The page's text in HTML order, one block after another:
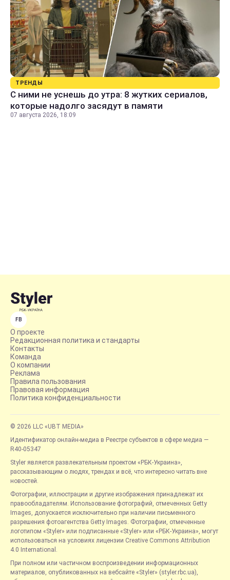
ТРЕНДЫ
С ними не уснешь до утра: 8 жутких сериалов,
которые надолго засядут в памяти
07 августа 2026, 18:09
FB
О проекте
Редакционная политика и стандарты
Контакты
Команда
О компании
Реклама
Правила пользования
Правовая информация
Политика конфиденциальности
© 2026 LLC «UBT MEDIA»
Идентификатор онлайн-медиа в Реестре субъектов в сфере медиа —
R40-05347
Styler является развлекательным проектом «РБК-Украина»,
рассказывающим о людях, трендах и всё, что интересно читать вне
новостей.
Фотографии, иллюстрации и другие изображения принадлежат их
правообладателям. Использование фотографий, отмеченных Getty
Images, допускается исключительно при наличии письменного
разрешения фотоагентства Getty Images. Фотографии, отмеченные
логотипом «Styler» или подписанные «Styler» или «РБК-Украина», могут
использоваться на условиях лицензии Creative Commons Attribution
4.0 International.
При полном или частичном воспроизведении информационных
материалов, опубликованных на вебсайте «Styler» (styler.rbc.ua),